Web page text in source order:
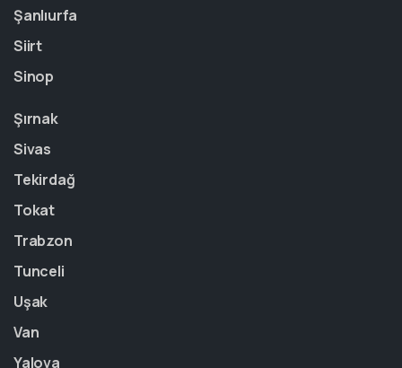
Şanlıurfa
Siirt
Sinop
Şırnak
Sivas
Tekirdağ
Tokat
Trabzon
Tunceli
Uşak
Van
Yalova